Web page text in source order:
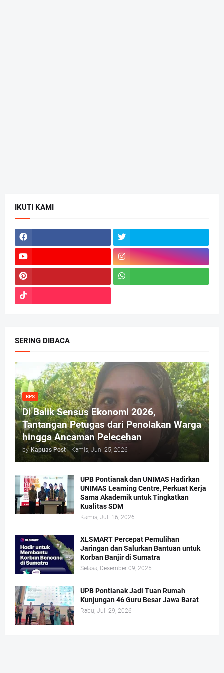
IKUTI KAMI
SERING DIBACA
BPS
Di Balik Sensus Ekonomi 2026,
Tantangan Petugas dari Penolakan Warga
hingga Ancaman Pelecehan
by Kapuas Post - Kamis, Juni 25, 2026
UPB Pontianak dan UNIMAS Hadirkan
UNIMAS Learning Centre, Perkuat Kerja
Sama Akademik untuk Tingkatkan
Kualitas SDM
Kamis, Juli 16, 2026
XLSMART Percepat Pemulihan
Jaringan dan Salurkan Bantuan untuk
Korban Banjir di Sumatra
Selasa, Desember 09, 2025
UPB Pontianak Jadi Tuan Rumah
Kunjungan 46 Guru Besar Jawa Barat
Rabu, Juli 29, 2026